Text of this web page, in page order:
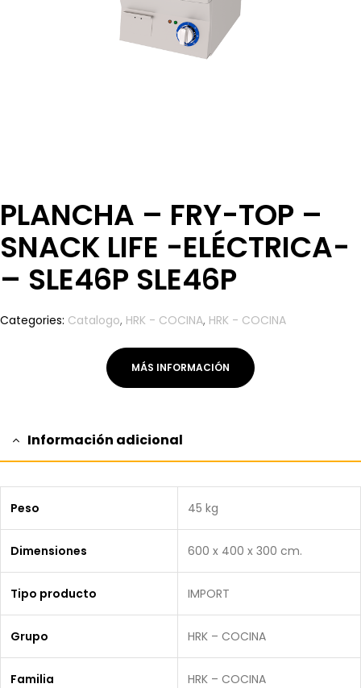
PLANCHA – FRY-TOP –
SNACK LIFE -ELÉCTRICA-
– SLE46P SLE46P
Categories: Catalogo, HRK - COCINA, HRK - COCINA
MÁS INFORMACIÓN
Información adicional
Peso 45 kg
Dimensiones 600 x 400 x 300 cm.
Tipo producto IMPORT
Grupo HRK – COCINA
Familia HRK – COCINA